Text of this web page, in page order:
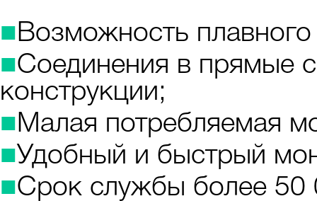
■ Возможность плавного
■Соединения в прямые
конструкции;
■ Малая потребляемая
■Удобный и быстрый
■Срок службы более 50